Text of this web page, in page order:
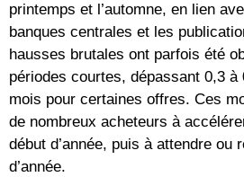
printemps et l’automne, en lien
banques centrales et les
hausses brutales ont parfois été
périodes courtes, dépassant 0,3 à
mois pour certaines offres. Ces
de nombreux acheteurs à
début d’année, puis à attendre ou
d’année.